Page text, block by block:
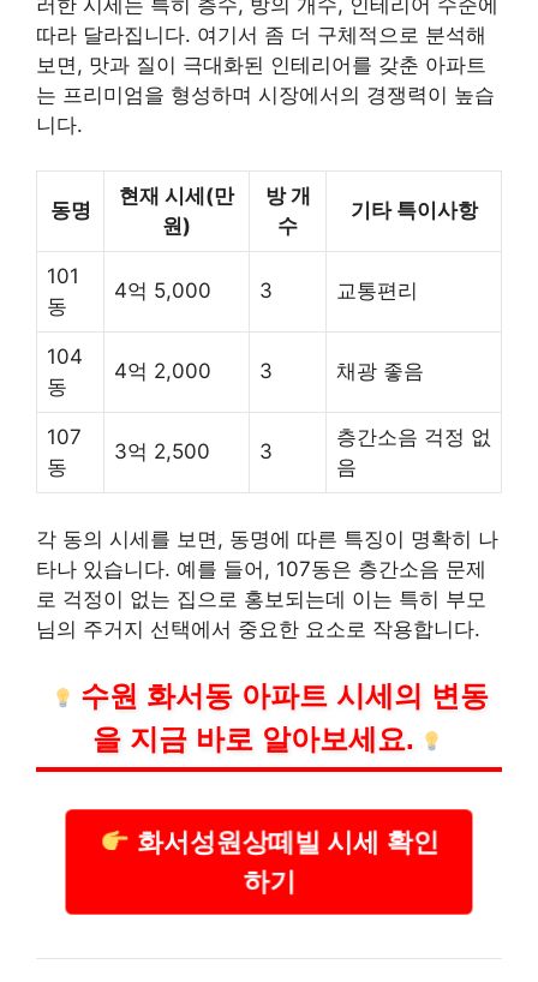
따라 달라집니다. 여기서 좀 더 구체적으로 분석해
보면, 맛과 질이 극대화된 인테리어를 갖춘 아파트
는 프리미엄을 형성하며 시장에서의 경쟁력이 높습
니다.
동명
현재 시세(만
원)
방 개
수
기타 특이사항
101
동
4억 5,000 3 교통편리
104
동
4억 2,000 3 채광 좋음
107
동
3억 2,500 3
층간소음 걱정 없
음
각 동의 시세를 보면, 동명에 따른 특징이 명확히 나
타나 있습니다. 예를 들어, 107동은 층간소음 문제
로 걱정이 없는 집으로 홍보되는데 이는 특히 부모
님의 주거지 선택에서 중요한 요소로 작용합니다.
수원 화서동 아파트 시세의 변동
을 지금 바로 알아보세요.
화서성원상떼빌 시세 확인
하기